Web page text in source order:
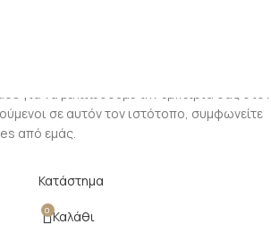
σε αυτόν τον ιστότοπο, συμφωνείτε
από εμάς.
Κατάστημα
0 Καλάθι